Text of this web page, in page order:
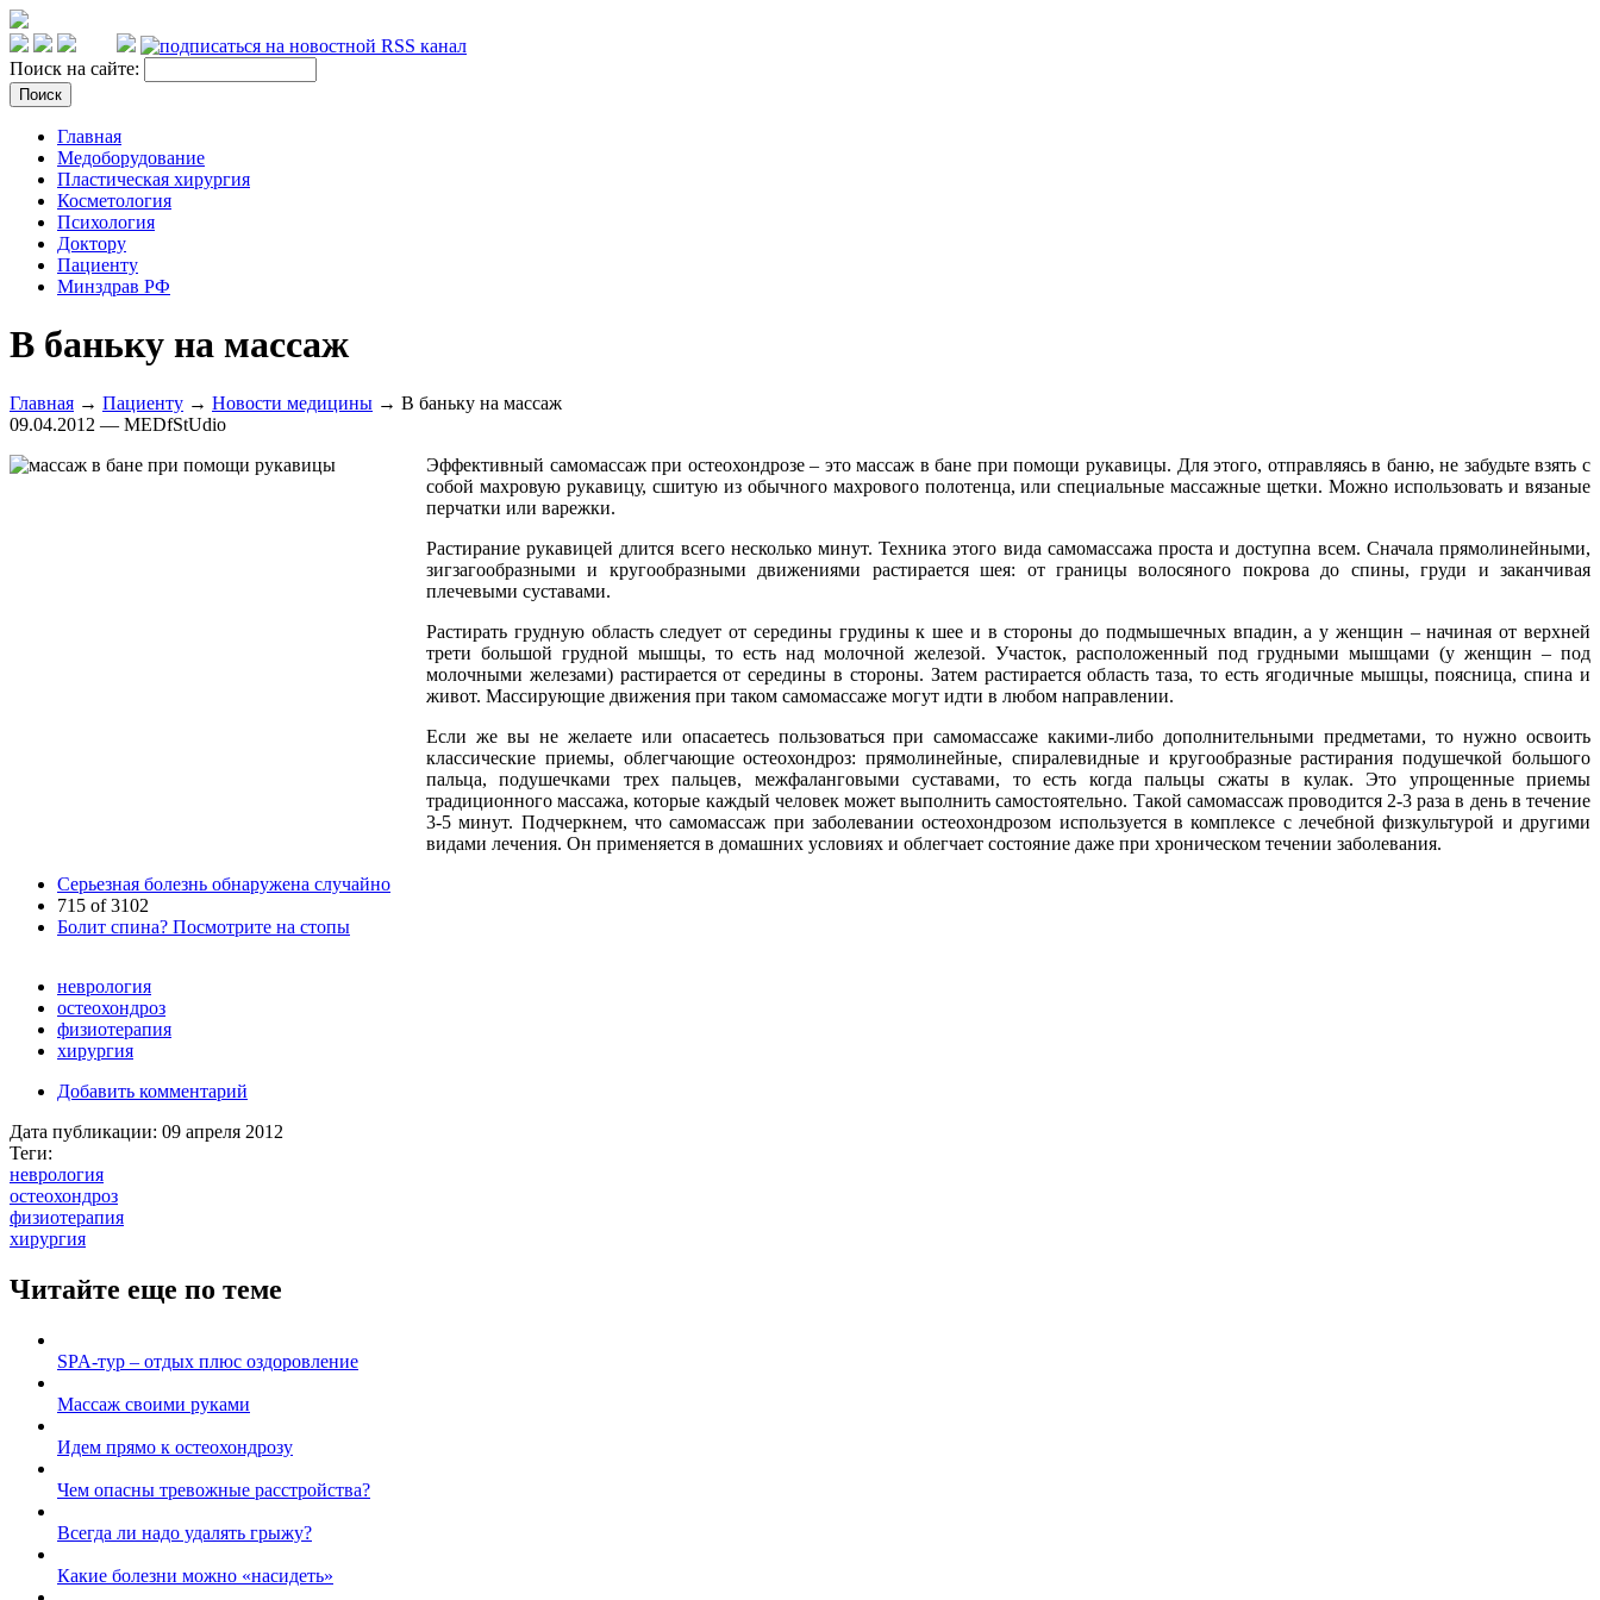
Поиск на сайте:
Главная
Медоборудование
Пластическая хирургия
Косметология
Психология
Доктору
Пациенту
Минздрав РФ
В баньку на массаж
Главная → Пациенту → Новости медицины → В баньку на массаж
09.04.2012 — MEDfStUdio
Эффективный самомассаж при остеохондрозе – это массаж в бане при помощи рукавицы. Для этого, отправляясь в баню, не забудьте взять с
собой махровую рукавицу, сшитую из обычного махрового полотенца, или специальные массажные щетки. Можно использовать и вязаные
перчатки или варежки.
Растирание рукавицей длится всего несколько минут. Техника этого вида самомассажа проста и доступна всем. Сначала прямолинейными,
зигзагообразными и кругообразными движениями растирается шея: от границы волосяного покрова до спины, груди и заканчивая
плечевыми суставами.
Растирать грудную область следует от середины грудины к шее и в стороны до подмышечных впадин, а у женщин – начиная от верхней
трети большой грудной мышцы, то есть над молочной железой. Участок, расположенный под грудными мышцами (у женщин – под
молочными железами) растирается от середины в стороны. Затем растирается область таза, то есть ягодичные мышцы, поясница, спина и
живот. Массирующие движения при таком самомассаже могут идти в любом направлении.
Если же вы не желаете или опасаетесь пользоваться при самомассаже какими-либо дополнительными предметами, то нужно освоить
классические приемы, облегчающие остеохондроз: прямолинейные, спиралевидные и кругообразные растирания подушечкой большого
пальца, подушечками трех пальцев, межфаланговыми суставами, то есть когда пальцы сжаты в кулак. Это упрощенные приемы
традиционного массажа, которые каждый человек может выполнить самостоятельно. Такой самомассаж проводится 2-3 раза в день в течение
3-5 минут. Подчеркнем, что самомассаж при заболевании остеохондрозом используется в комплексе с лечебной физкультурой и другими
видами лечения. Он применяется в домашних условиях и облегчает состояние даже при хроническом течении заболевания.
Серьезная болезнь обнаружена случайно
715 of 3102
Болит спина? Посмотрите на стопы
неврология
остеохондроз
физиотерапия
хирургия
Добавить комментарий
Дата публикации: 09 апреля 2012
Теги:
неврология
остеохондроз
физиотерапия
хирургия
Читайте еще по теме
SPA-тур – отдых плюс оздоровление
Массаж своими руками
Идем прямо к остеохондрозу
Чем опасны тревожные расстройства?
Всегда ли надо удалять грыжу?
Какие болезни можно «насидеть»